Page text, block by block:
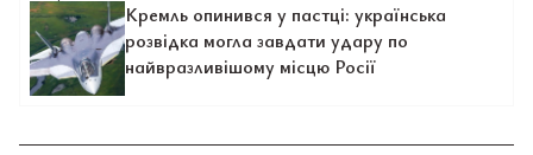
Кремль опинився у пастці: українська
розвідка могла завдати удару по
найвразливішому місцю Росії